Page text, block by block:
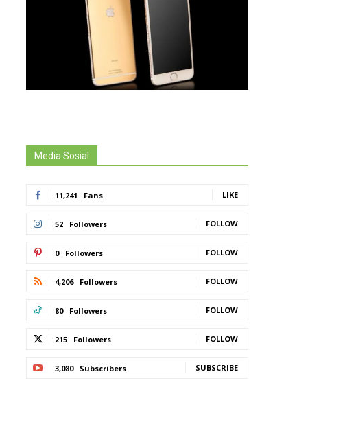
Media Sosial
11,241 Fans LIKE
52 Followers FOLLOW
0 Followers FOLLOW
4,206 Followers FOLLOW
80 Followers FOLLOW
215 Followers FOLLOW
3,080 Subscribers SUBSCRIBE